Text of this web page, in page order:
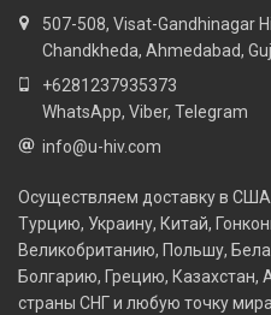
507-508, Visat-Gandhinagar
Chandkheda, Ahmedabad,
+6281237935373
WhatsApp, Viber, Telegram
info@u-hiv.com
Осуществляем доставку в
Турцию, Украину, Китай,
Великобританию, Польшу,
Болгарию, Грецию,
страны СНГ и любую точку мира.